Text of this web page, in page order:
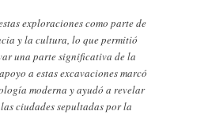
exploraciones como parte de
y la cultura, lo que permitió
una parte significativa de la
a estas excavaciones marcó
moderna y ayudó a revelar
ciudades sepultadas por la